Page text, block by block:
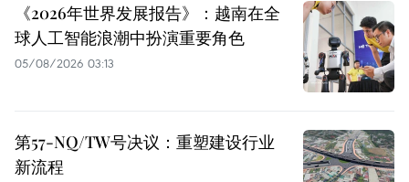
《2026年世界发展报告》：越南在全
球人工智能浪潮中扮演重要角色
05/08/2026 03:13
第57-NQ/TW号决议：重塑建设行业
新流程